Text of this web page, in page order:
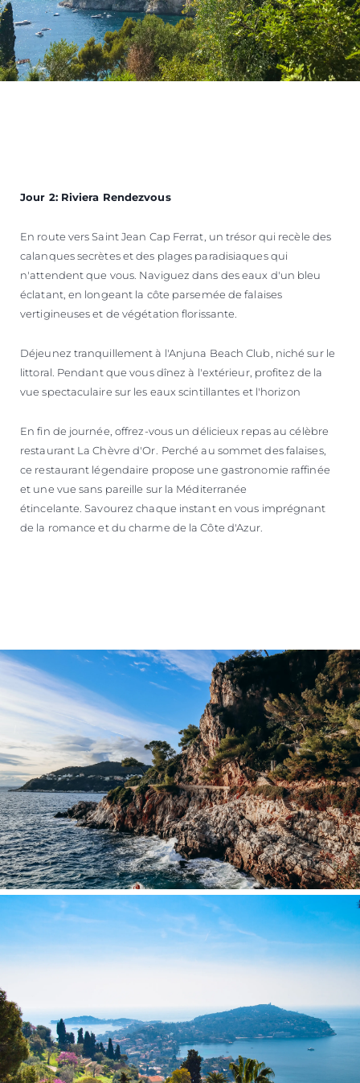
Jour 2: Riviera Rendezvous
En route vers Saint Jean Cap Ferrat, un trésor qui recèle des
calanques secrètes et des plages paradisiaques qui
n'attendent que vous. Naviguez dans des eaux d'un bleu
éclatant, en longeant la côte parsemée de falaises
vertigineuses et de végétation florissante.
Déjeunez tranquillement à l'Anjuna Beach Club, niché sur le
littoral. Pendant que vous dînez à l'extérieur, profitez de la
vue spectaculaire sur les eaux scintillantes et l'horizon
En fin de journée, offrez-vous un délicieux repas au célèbre
restaurant La Chèvre d'Or. Perché au sommet des falaises,
ce restaurant légendaire propose une gastronomie raffinée
et une vue sans pareille sur la Méditerranée
étincelante. Savourez chaque instant en vous imprégnant
de la romance et du charme de la Côte d'Azur.